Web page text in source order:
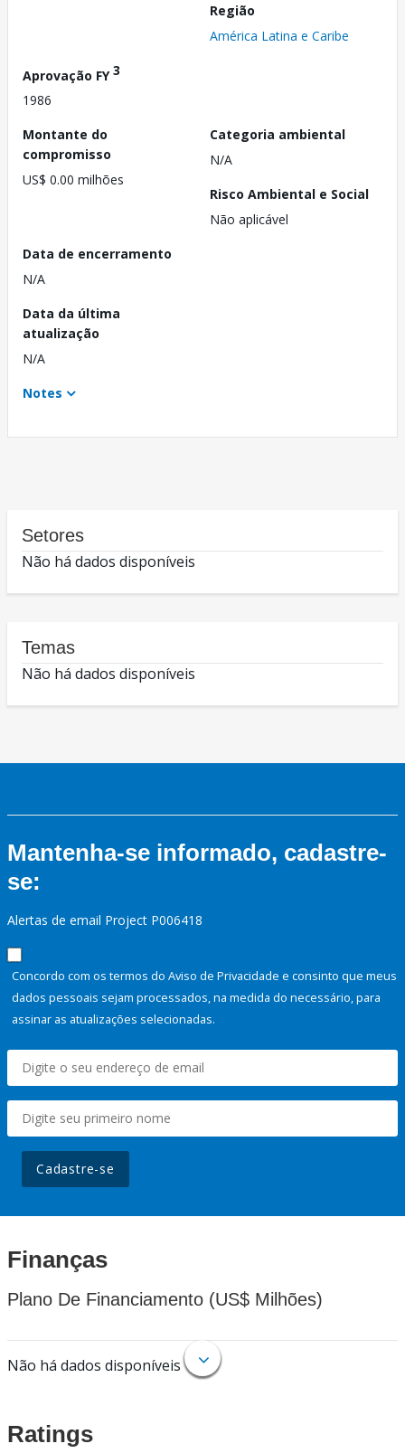
Região
América Latina e Caribe
Aprovação FY3
1986
Montante do
compromisso
US$ 0.00 milhões
Categoria ambiental
N/A
Risco Ambiental e Social
Não aplicável
Data de encerramento
N/A
Data da última
atualização
N/A
Notes
Setores
Não há dados disponíveis
Temas
Não há dados disponíveis
Mantenha-se informado, cadastre-
se:
Alertas de email Project P006418
Concordo com os termos do Aviso de Privacidade e consinto que meus
dados pessoais sejam processados, na medida do necessário, para
assinar as atualizações selecionadas.
Cadastre-se
Finanças
Plano De Financiamento (US$ Milhões)
Não há dados disponíveis
Ratings